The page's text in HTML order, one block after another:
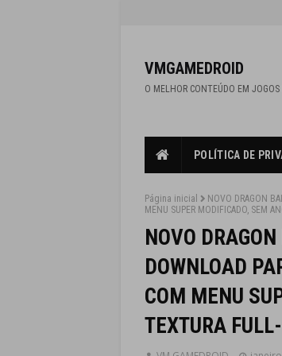
VMGAMEDROID
O MELHOR CONTEÚDO EM
POLÍTICA DE
Página inicial
NOVO DRAGON
MENU SUPER MODIFICADO, SEM
NOVO
DOWNLOAD
COM MENU
TEXTURA